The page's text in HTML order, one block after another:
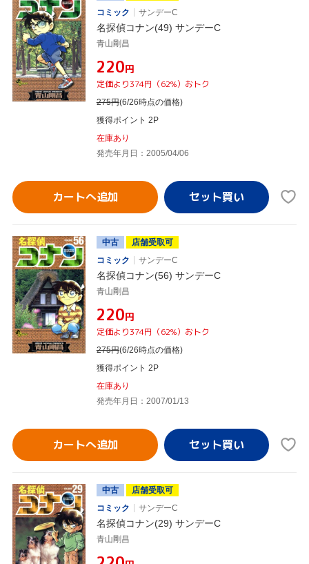
コミック
サンデーC
名探偵コナン(49) サンデーC
青山剛昌
¥220円
定価より374円（62%）おトク
275円(6/26時点の価格)
獲得ポイント 2P
在庫あり
発売年月日：2005/04/06
カートへ追加
中古
店舗受取可
コミック
サンデーC
名探偵コナン(56) サンデーC
青山剛昌
¥220円
定価より374円（62%）おトク
275円(6/26時点の価格)
獲得ポイント 2P
在庫あり
発売年月日：2007/01/13
カートへ追加
中古
店舗受取可
コミック
サンデーC
名探偵コナン(29) サンデーC
青山剛昌